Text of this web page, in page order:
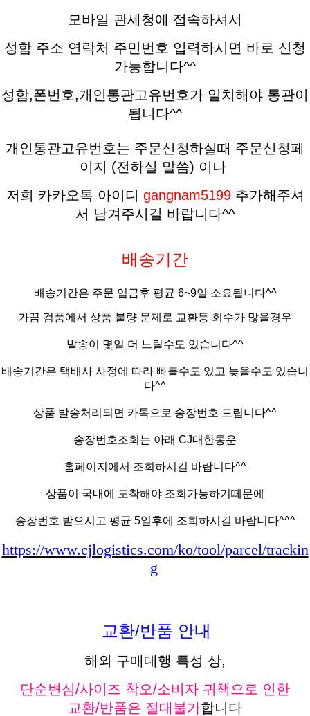
모바일 관세청에 접속하셔서
성함 주소 연락처 주민번호 입력하시면 바로 신청
가능합니다^^
성함,폰번호,개인통관고유번호가 일치해야 통관이
됩니다^^
개인통관고유번호는 주문신청하실때 주문신청페
이지 (전하실 말씀) 이나
저희 카카오톡 아이디 gangnam5199추가해주셔
서 남겨주시길 바랍니다^^
배송기간
배송기간은 주문 입금후 평균 6~9일 소요됩니다^^
가끔 검품에서 상품 불량 문제로 교환등 회수가 많을경우
발송이 몇일 더 느릴수도 있습니다^^
배송기간은 택배사 사정에 따라 빠를수도 있고 늦을수도 있습니
다^^
상품 발송처리되면 카톡으로 송장번호 드립니다^^
송장번호조회는 아래 CJ대한통운
홈페이지에서 조회하시길 바랍니다^^
상품이 국내에 도착해야 조회가능하기떼문에
송장번호 받으시고 평균 5일후에 조회하시길 바랍니다^^^
https://www.cjlogistics.com/ko/tool/parcel/trackin
g
교환/반품 안내
해외 구매대행 특성 상,
단순변심/사이즈 착오/소비자 귀책으로 인한
교환/반품은 절대불가합니다